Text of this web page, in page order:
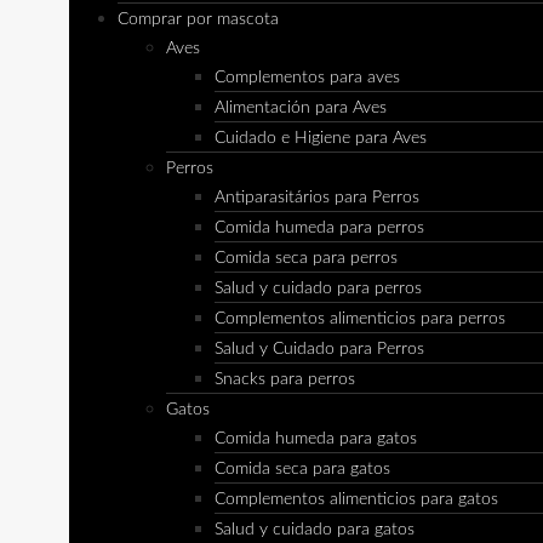
Comprar por mascota
Aves
Complementos para aves
Alimentación para Aves
Cuidado e Higiene para Aves
Perros
Antiparasitários para Perros
Comida humeda para perros
Comida seca para perros
Salud y cuidado para perros
Complementos alimenticios para perros
Salud y Cuidado para Perros
Snacks para perros
Gatos
Comida humeda para gatos
Comida seca para gatos
Complementos alimenticios para gatos
Salud y cuidado para gatos